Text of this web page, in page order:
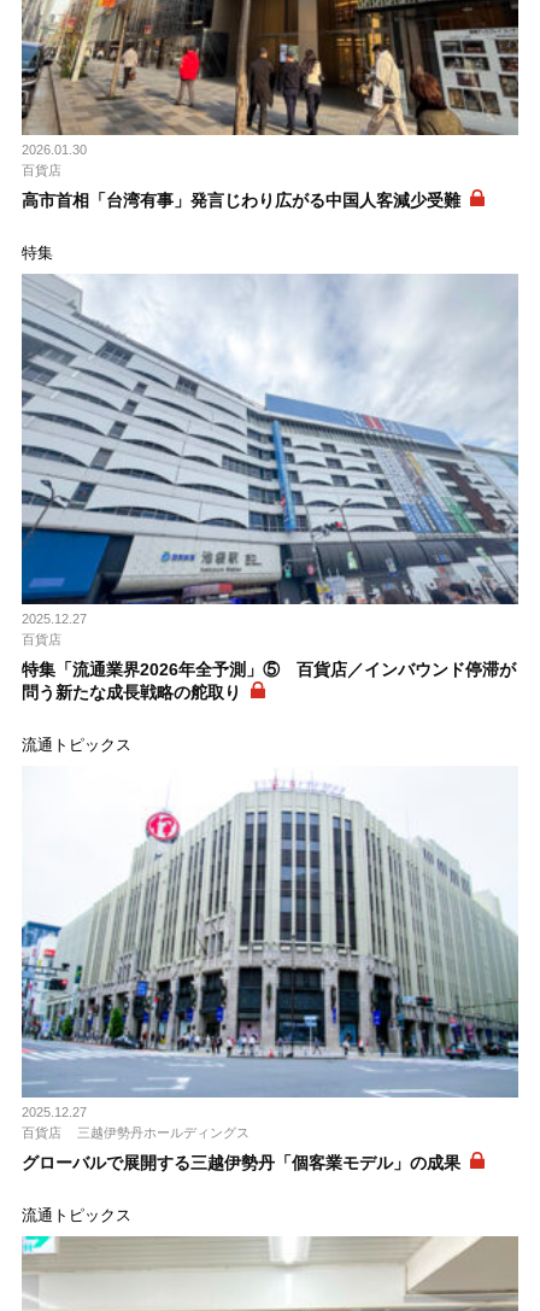
2026.01.30
百貨店
高市首相「台湾有事」発言じわり広がる中国人客減少受難
特集
2025.12.27
百貨店
特集「流通業界2026年全予測」⑤ 百貨店／インバウンド停滞が
問う新たな成長戦略の舵取り
流通トピックス
2025.12.27
百貨店
三越伊勢丹ホールディングス
グローバルで展開する三越伊勢丹「個客業モデル」の成果
流通トピックス